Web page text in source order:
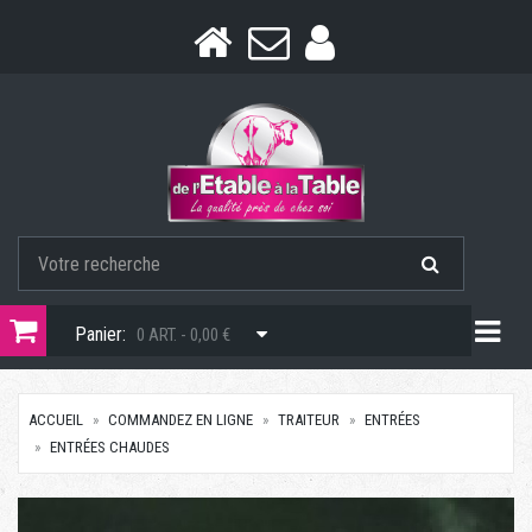
Panier: 0 ART. - 0,00 €
ACCUEIL COMMANDEZ EN LIGNE TRAITEUR
ENTRÉES
ENTRÉES CHAUDES